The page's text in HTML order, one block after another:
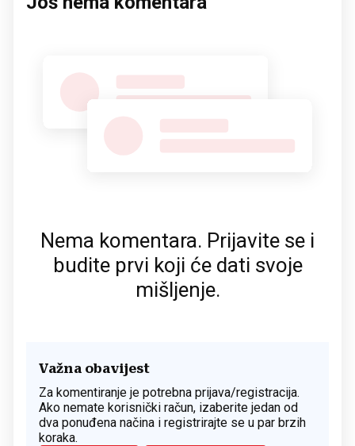
Nema komentara. Prijavite se i
budite prvi koji će dati svoje
mišljenje.
Važna obavijest
Za komentiranje je potrebna prijava/registracija.
Ako nemate korisnički račun, izaberite jedan od
dva ponuđena načina i registrirajte se u par brzih
koraka.